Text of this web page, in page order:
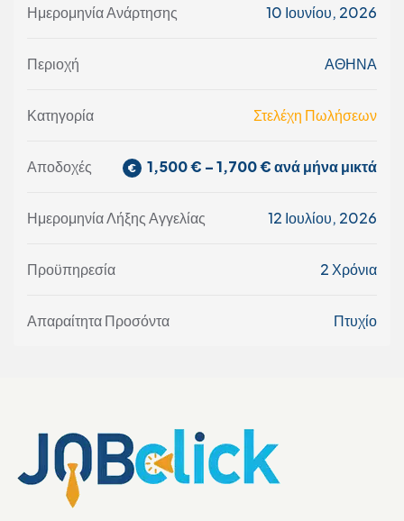
Ημερομηνία Ανάρτησης 10 Ιουνίου, 2026
Περιοχή ΑΘΗΝΑ
Κατηγορία Στελέχη Πωλήσεων
Αποδοχές 1,500 € – 1,700 € ανά μήνα μικτά
Ημερομηνία Λήξης Αγγελίας 12 Ιουλίου, 2026
Προϋπηρεσία 2 Χρόνια
Απαραίτητα Προσόντα Πτυχίο